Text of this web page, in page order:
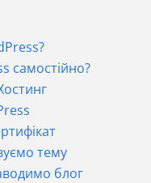
самостійно?
тему
блог